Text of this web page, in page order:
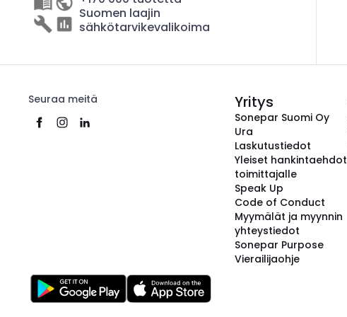
Suomen laajin
sähkötarvikevalikoima
Seuraa meitä Yritys
Sonepar Suomi Oy
Ura
Laskutustiedot
Yleiset hankintaehdot
toimittajalle
Speak Up
Code of Conduct
Myymälät ja myynnin
yhteystiedot
Sonepar Purpose
Vierailijaohje